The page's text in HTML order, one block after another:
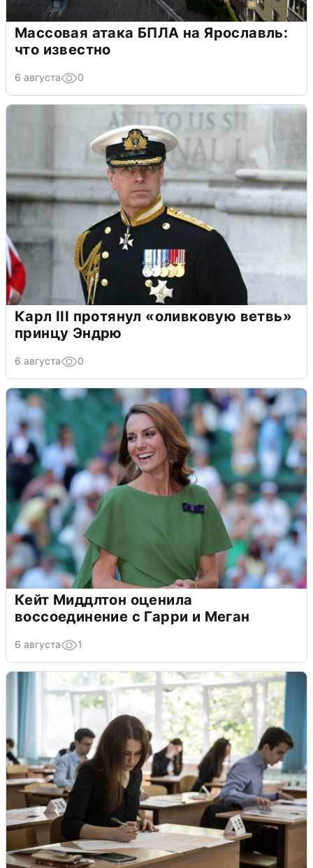
Массовая атака БПЛА на Ярославль:
что известно
6 августа 0
Карл III протянул «оливковую ветвь»
принцу Эндрю
6 августа 0
Кейт Миддлтон оценила
воссоединение с Гарри и Меган
6 августа 1